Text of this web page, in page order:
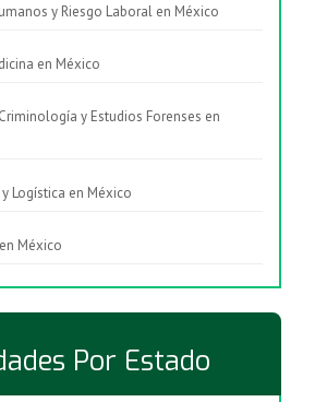
y Riesgo Laboral en México
en México
y Estudios Forenses en
Logística en México
México
Por Estado